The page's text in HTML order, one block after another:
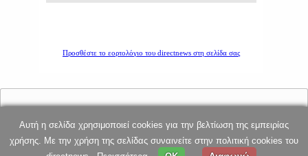
E-mail επικοινωνίας: dnews@directnews.gr
Αυτή η σελίδα χρησιμοποιεί cookies για την βελτίωση της εμπειρίας
χρήσης. Με την χρήση της σελίδας συναινείτε στην πολιτική cookies του